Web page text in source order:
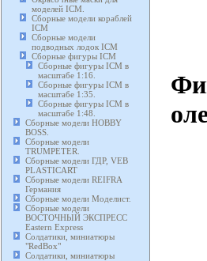
моделей ICM.
Сборные модели кораблей
ICM
Сборные модели
подводных лодок ICM
Сборные фигуры ICM
Сборные фигуры ICM в
масштабе 1:16.
Сборные фигуры ICM в
масштабе 1:35.
Сборные фигуры ICM в
масштабе 1:48.
Сборные модели HOBBY
BOSS.
Сборные модели
TRUMPETER.
Сборные модели ГДР, VEB
PLASTICART
Сборные модели REIFRA
Германия
Сборные модели Моделист.
Сборные модели
ВОСТОЧНЫЙ ЭКСПРЕСС
Eastern Express
Солдатики, миниатюры
"RedBox"
Солдатики, миниатюры